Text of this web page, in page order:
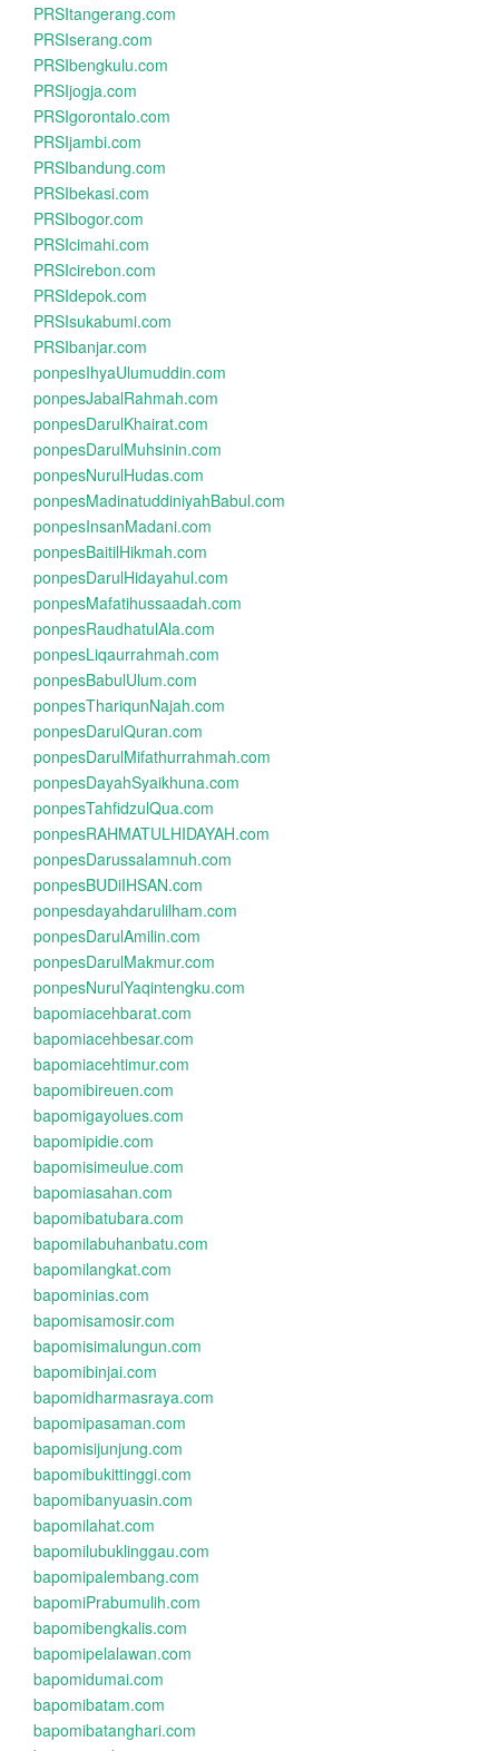
PRSItangerang.com
PRSIserang.com
PRSIbengkulu.com
PRSIjogja.com
PRSIgorontalo.com
PRSIjambi.com
PRSIbandung.com
PRSIbekasi.com
PRSIbogor.com
PRSIcimahi.com
PRSIcirebon.com
PRSIdepok.com
PRSIsukabumi.com
PRSIbanjar.com
ponpesIhyaUlumuddin.com
ponpesJabalRahmah.com
ponpesDarulKhairat.com
ponpesDarulMuhsinin.com
ponpesNurulHudas.com
ponpesMadinatuddiniyahBabul.com
ponpesInsanMadani.com
ponpesBaitilHikmah.com
ponpesDarulHidayahul.com
ponpesMafatihussaadah.com
ponpesRaudhatulAla.com
ponpesLiqaurrahmah.com
ponpesBabulUlum.com
ponpesThariqunNajah.com
ponpesDarulQuran.com
ponpesDarulMifathurrahmah.com
ponpesDayahSyaikhuna.com
ponpesTahfidzulQua.com
ponpesRAHMATULHIDAYAH.com
ponpesDarussalamnuh.com
ponpesBUDiIHSAN.com
ponpesdayahdarulilham.com
ponpesDarulAmilin.com
ponpesDarulMakmur.com
ponpesNurulYaqintengku.com
bapomiacehbarat.com
bapomiacehbesar.com
bapomiacehtimur.com
bapomibireuen.com
bapomigayolues.com
bapomipidie.com
bapomisimeulue.com
bapomiasahan.com
bapomibatubara.com
bapomilabuhanbatu.com
bapomilangkat.com
bapominias.com
bapomisamosir.com
bapomisimalungun.com
bapomibinjai.com
bapomidharmasraya.com
bapomipasaman.com
bapomisijunjung.com
bapomibukittinggi.com
bapomibanyuasin.com
bapomilahat.com
bapomilubuklinggau.com
bapomipalembang.com
bapomiPrabumulih.com
bapomibengkalis.com
bapomipelalawan.com
bapomidumai.com
bapomibatam.com
bapomibatanghari.com